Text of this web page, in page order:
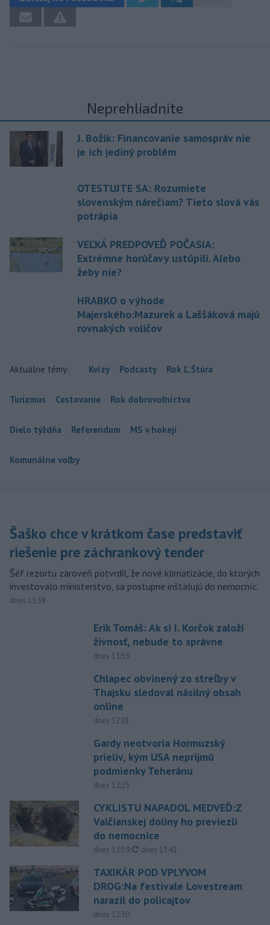
Neprehliadnite
J. Božik: Financovanie samospráv nie
je ich jediný problém
OTESTUJTE SA: Rozumiete
slovenským nárečiam? Tieto slová vás
potrápia
VEĽKÁ PREDPOVEĎ POČASIA:
Extrémne horúčavy ustúpili. Alebo
žeby nie?
HRABKO o výhode
Majerského:Mazurek a Laššáková majú
rovnakých voličov
Aktuálne témy: Kvízy Podcasty Rok Ľ.Štúra
Turizmus Cestovanie Rok dobrovoľníctva
Dielo týždňa Referendum MS v hokeji
Komunálne voľby
Šaško chce v krátkom čase predstaviť
riešenie pre záchrankový tender
Šéf rezortu zároveň potvrdil, že nové klimatizácie, do ktorých
investovalo ministerstvo, sa postupne inštalujú do nemocníc.
dnes 11:58
Erik Tomáš: Ak si I. Korčok založí
živnosť, nebude to správne
dnes 13:59
Chlapec obvinený zo streľby v
Thajsku sledoval násilný obsah
online
dnes 12:01
Gardy neotvoria Hormuzský
prieliv, kým USA neprijmú
podmienky Teheránu
dnes 12:25
CYKLISTU NAPADOL MEDVEĎ:Z
Valčianskej doliny ho previezli
do nemocnice
dnes 12:59, aktualizované
dnes 13:41
TAXIKÁR POD VPLYVOM
DROG:Na festivale Lovestream
narazil do policajtov
dnes 12:30